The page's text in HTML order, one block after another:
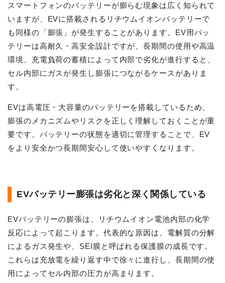
スマートフォンのバッテリーが膨らむ現象は広く知られて
いますが、EVに搭載されるリチウムイオンバッテリーで
も同様の「膨張」が発生することがあります。EV用バッ
テリーは高耐久・高安全設計ですが、長期間の使用や高温
環境、充電負荷の蓄積によって内部で劣化が進行すると、
セル内部にガスが発生し膨張につながるケースがありま
す。
EVは高電圧・大容量のバッテリーを搭載しているため、
膨張のメカニズムやリスクを正しく理解しておくことが重
要です。バッテリーの状態を適切に管理することで、EV
をより安全かつ長期間安心して使いやすくなります。
EVバッテリー膨張は劣化と深く関係している
EVバッテリーの膨張は、リチウムイオン電池内部の化学
反応によって起こります。代表的な原因は、電解質の分解
によるガス発生や、SEI膜と呼ばれる保護膜の成長です。
これらは充放電を繰り返す中で徐々に進行し、長期間の使
用によってセル内部の圧力が高まります。